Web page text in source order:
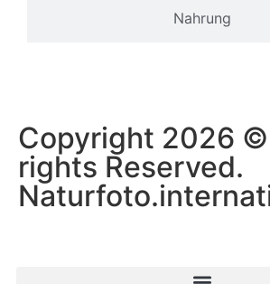
Nahrung
Copyright 2026
rights Reserved.